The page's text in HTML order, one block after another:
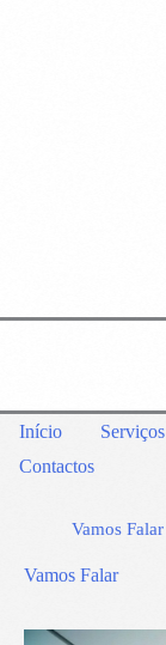
Início Serviços
Contactos
Vamos Falar
Vamos Falar